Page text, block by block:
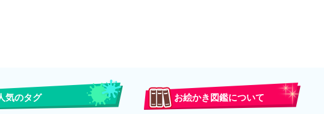
気のタグ お絵かき図鑑について